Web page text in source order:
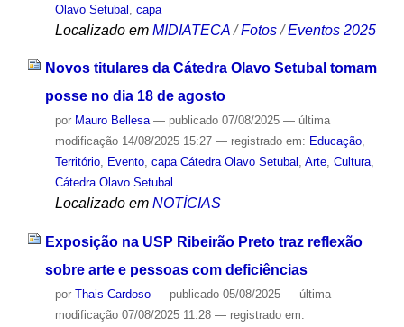
Olavo Setubal capa
Localizado em MIDIATECA /Fotos /Eventos 2025
Novos titulares da Cátedra Olavo Setubal tomam
posse no dia 18 de agosto
por Mauro Bellesa — publicado07/08/2025 — última
modificação14/08/2025 15:27 — registrado em: Educação,
Território, Evento, capa Cátedra Olavo Setubal , Arte, Cultura,
Cátedra Olavo Setubal
Localizado em NOTÍCIAS
Exposição na USP Ribeirão Preto traz reflexão
sobre arte e pessoas com deficiências
por Thais Cardoso — publicado05/08/2025 — última
modificação07/08/2025 11:28 — registrado em: